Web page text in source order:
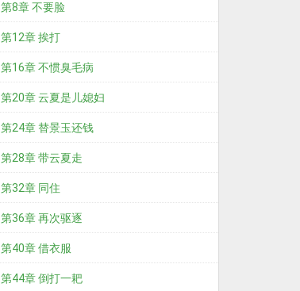
第8章 不要脸
第12章 挨打
第16章 不惯臭毛病
第20章 云夏是儿媳妇
第24章 替景玉还钱
第28章 带云夏走
第32章 同住
第36章 再次驱逐
第40章 借衣服
第44章 倒打一耙